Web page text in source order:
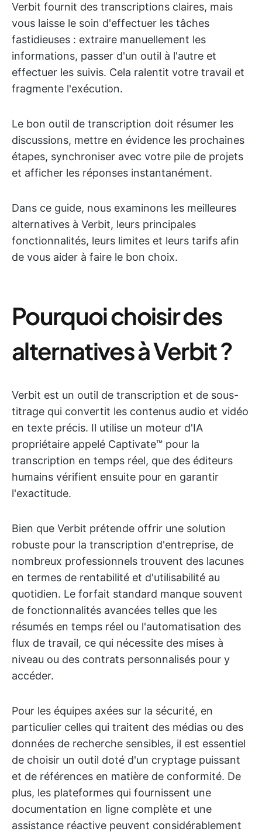
Verbit fournit des transcriptions claires, mais
vous laisse le soin d'effectuer les tâches
fastidieuses : extraire manuellement les
informations, passer d'un outil à l'autre et
effectuer les suivis. Cela ralentit votre travail et
fragmente l'exécution.
Le bon outil de transcription doit résumer les
discussions, mettre en évidence les prochaines
étapes, synchroniser avec votre pile de projets
et afficher les réponses instantanément.
Dans ce guide, nous examinons les meilleures
alternatives à Verbit, leurs principales
fonctionnalités, leurs limites et leurs tarifs afin
de vous aider à faire le bon choix.
Pourquoi choisir des
alternatives à Verbit ?
Verbit est un outil de transcription et de sous-
titrage qui convertit les contenus audio et vidéo
en texte précis. Il utilise un moteur d'IA
propriétaire appelé Captivate™ pour la
transcription en temps réel, que des éditeurs
humains vérifient ensuite pour en garantir
l'exactitude.
Bien que Verbit prétende offrir une solution
robuste pour la transcription d'entreprise, de
nombreux professionnels trouvent des lacunes
en termes de rentabilité et d'utilisabilité au
quotidien. Le forfait standard manque souvent
de fonctionnalités avancées telles que les
résumés en temps réel ou l'automatisation des
flux de travail, ce qui nécessite des mises à
niveau ou des contrats personnalisés pour y
accéder.
Pour les équipes axées sur la sécurité, en
particulier celles qui traitent des médias ou des
données de recherche sensibles, il est essentiel
de choisir un outil doté d'un cryptage puissant
et de références en matière de conformité. De
plus, les plateformes qui fournissent une
documentation en ligne complète et une
assistance réactive peuvent considérablement